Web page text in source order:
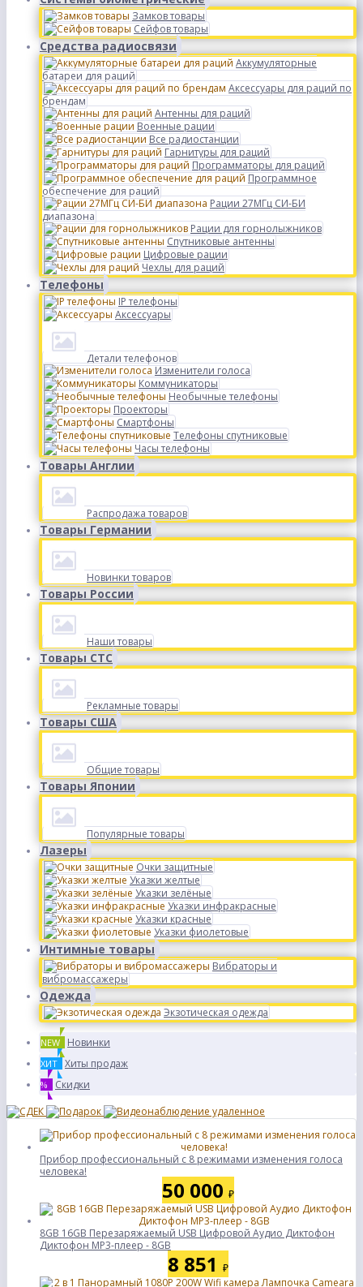
Замков товары
Сейфов товары
Средства радиосвязи
Аккумуляторные
батареи для раций
Аксессуары для раций по
брендам
Антенны для раций
Военные рации
Все радиостанции
Гарнитуры для раций
Программаторы для раций
Программное
обеспечение для раций
Рации 27МГц СИ-БИ
диапазона
Рации для горнолыжников
Спутниковые антенны
Цифровые рации
Чехлы для раций
Телефоны
IP телефоны
Аксессуары
Детали телефонов
Изменители голоса
Коммуникаторы
Необычные телефоны
Проекторы
Смартфоны
Телефоны спутниковые
Часы телефоны
Товары Англии
Распродажа товаров
Товары Германии
Новинки товаров
Товары России
Наши товары
Товары СТС
Рекламные товары
Товары США
Общие товары
Товары Японии
Популярные товары
Лазеры
Очки защитные
Указки желтые
Указки зелёные
Указки инфракрасные
Указки красные
Указки фиолетовые
Интимные товары
Вибраторы и
вибромассажеры
Одежда
Экзотическая одежда
NEW Новинки
ХИТ Хиты продаж
% Скидки
Прибор профессиональный с 8 режимами изменения голоса
человека!
50 000 ₽
8GB 16GB Перезаряжаемый USB Цифровой Аудио Диктофон
Диктофон MP3-плеер - 8GB
8 851 ₽